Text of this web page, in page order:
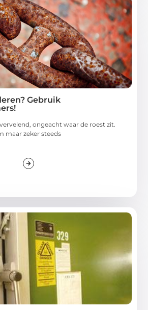
Gebruik
ongeacht waar de roest zit.
maar zeker steeds